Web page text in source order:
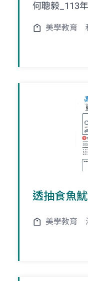
何聰毅_113
美學教育
透抽食魚
美學教育